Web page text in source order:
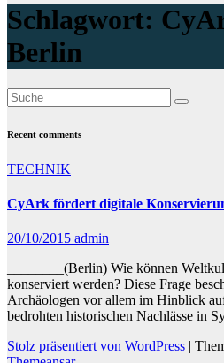
Schlagwort:
Berlin
Recent comments
TECHNIK
CyArk fördert digitale
20/10/2015 admin
________(Berlin) Wie können
konserviert werden? Diese Frage
Archäologen vor allem im Hinblick
bedrohten historischen Nachlässe in
Stolz präsentiert von WordPress |